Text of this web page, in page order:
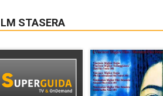
STASERA